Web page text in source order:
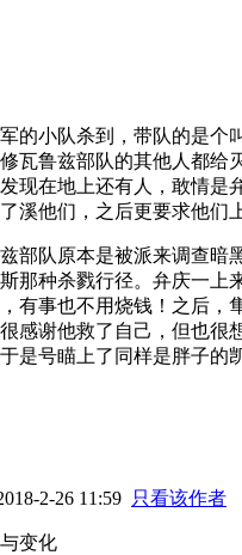
的小队杀到，带队的是个
瓦鲁兹部队的其他人都
现在地上还有人，敢情是
溪他们，之后更要求他们
部队原本是被派来调查暗
那种杀戮行径。弁庆一上
有事也不用烧钱！之后，
感谢他救了自己，但也
是号瞄上了同样是胖子的
2-26 11:59 只看该作者
变化